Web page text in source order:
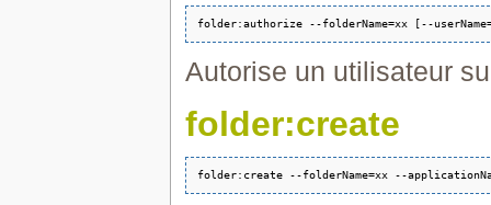
Autorise un utilisateur
folder:create